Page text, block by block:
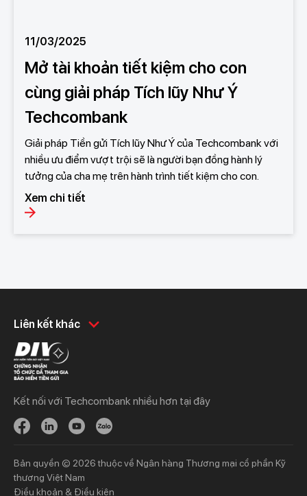
11/03/2025
Mở tài khoản tiết kiệm cho con
cùng giải pháp Tích lũy Như Ý
Techcombank
Giải pháp Tiền gửi Tích lũy Như Ý của Techcombank với
nhiều ưu điểm vượt trội sẽ là người bạn đồng hành lý
tưởng của cha mẹ trên hành trình tiết kiệm cho con.
Xem chi tiết
Liên kết khác
Khách hàng cá nhân
Chi tiêu
Tiết kiệm
Vay
Đầu tư
Bảo hiểm
Thông tin mới
Thương mại
Thông tin mới
Kết nối với Techcombank nhiều hơn tại đây
Bản quyền © 2026 thuộc về Ngân hàng Thương mại cổ phần Kỹ
thương Việt Nam
Điều khoản & Điều kiện